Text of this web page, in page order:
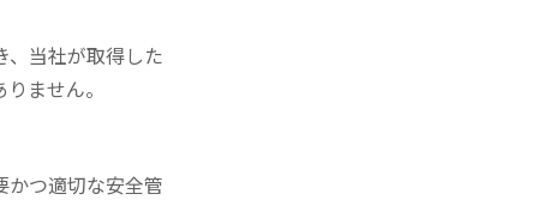
、当社が取得した
ません。
かつ適切な安全管